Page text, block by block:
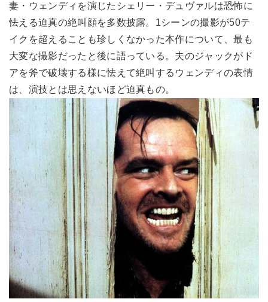
妻・ウェンディを演じたシェリー・デュヴァルは恐怖に
怯える迫真の絶叫顔を多数披露。1シーンの撮影が50テ
イクを超えることも珍しくなかった本作について、最も
大変な撮影だったと後に語っている。夫のジャックがド
アを斧で破壊する様に怯えて絶叫するウェンディの表情
は、演技とは思えないほど迫真もの。